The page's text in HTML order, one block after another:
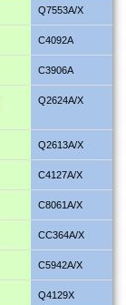
Q7553A/X
C4092A
C3906A
Q2624A/X
Q2613A/X
C4127A/X
C8061A/X
CC364A/X
C5942A/X
Q4129X